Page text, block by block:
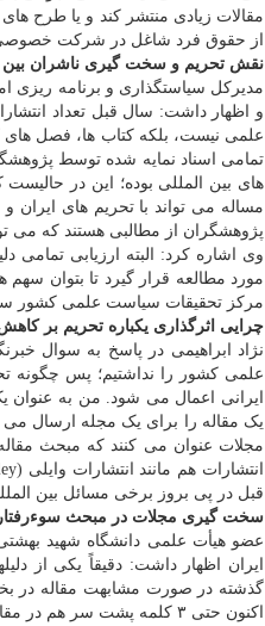
از حقوق فرد شاغل در شرکت خصوصی
نقش تحریم و سخت گیری ناشران بین
مدیرکل سیاستگذاری و برنامه ریزی
علمی نیست، بلکه کتاب ها، فصل های
مساله می تواند با تحریم های ایران
پژوهشگران از مطالبی هستند که می
وی اشاره کرد: البته ارزیابی تمامی
مورد مطالعه قرار گیرد تا بتوان
مرکز تحقیقات سیاست علمی کشور
چرایی اثرگذاری یکباره تحریم بر
نژاد ابراهیمی در پاسخ به سوال
علمی کشور را نداشتیم؛ پس چگونه
یک مقاله را برای یک مجله ارسال
مجلات عنوان می کنند که مبحث
قبل در پی بروز برخی مسائل بین
سخت گیری مجلات در مبحث
عضو هیأت علمی دانشگاه شهید
ایران اظهار داشت: دقیقاً یکی از
گذشته در صورت مشابهت مقاله در
اکنون حتی ۳ کلمه پشت سر هم در مقاله مشابه مقاله دیگری باشد، به عنوان مشابهت و سرقت علمی در نظر گرفته می شود.